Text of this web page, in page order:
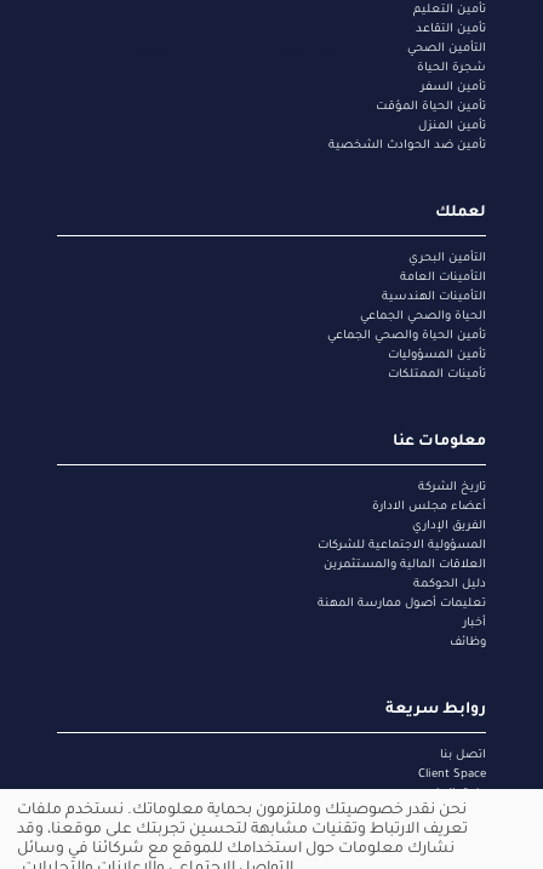
تأمين التعليم
تأمين التقاعد
التأمين الصحي
شجرة الحياة
تأمين السفر
تأمين الحياة المؤقت
تأمين المنزل
تأمين ضد الحوادث الشخصية
لعملك
التأمين البحري
التأمينات العامة
التأمينات الهندسية
الحياة والصحي الجماعي
تأمين الحياة والصحي الجماعي
تأمين المسؤوليات
تأمينات الممتلكات
معلومات عنا
تاريخ الشركة
أعضاء مجلس الادارة
الفريق الإداري
المسؤولية الاجتماعية للشركات
العلاقات المالية والمستثمرين
دليل الحوكمة
تعليمات أصول ممارسة المهنة
أخبار
وظائف
روابط سريعة
اتصل بنا
Client Space
الشبكة الطبية
سياسة الخصوصية
إشعار ملفات الارتباط
نحن نقدر خصوصيتك وملتزمون بحماية معلوماتك. نستخدم ملفات
تعريف الارتباط وتقنيات مشابهة لتحسين تجربتك على موقعنا، وقد
نشارك معلومات حول استخدامك للموقع مع شركائنا في وسائل